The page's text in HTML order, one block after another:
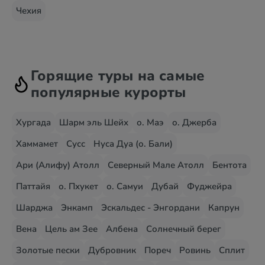
Чехия
Горящие туры на самые
популярные курорты
Хургада Шарм эль Шейх о. Маэ
о. Джерба
Хаммамет
Сусс
Нуса Дуа (о. Бали)
Ари (Алифу) Атолл
Северный Мале Атолл
Бентота
Паттайя
о. Пхукет о. Самуи Дубай
Фуджейра
Шарджа
Энкамп Эскальдес - Энгордани
Капрун
Вена
Цель ам Зее Албена
Солнечный берег
Золотые пески
Дубровник Пореч Ровинь
Сплит